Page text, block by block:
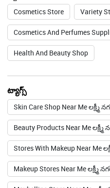
ట్యాగ్స్
Skin Care Shop Near Me లక్ష్మీ
Beauty Products Near Me లక్ష్మీ
Stores With Makeup Near Me
Makeup Stores Near Me లక్ష్మీ
Maybelline Store Near Me లక్ష్మీ
Sugar Pop Kajal లక్ష్మీ నగర్
Smudge Proof Kajalలక్ష్మీ నగర్
NewU Store near meలక్ష్మీ నగర్